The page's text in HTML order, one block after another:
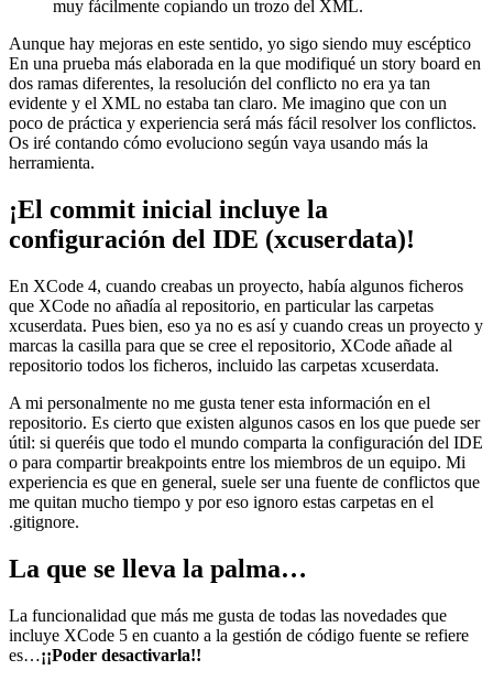
muy fácilmente copiando un trozo del XML.
Aunque hay mejoras en este sentido, yo sigo siendo muy escéptico
En una prueba más elaborada en la que modifiqué un story board en
dos ramas diferentes, la resolución del conflicto no era ya tan
evidente y el XML no estaba tan claro. Me imagino que con un
poco de práctica y experiencia será más fácil resolver los conflictos.
Os iré contando cómo evoluciono según vaya usando más la
herramienta.
¡El commit inicial incluye la
configuración del IDE (xcuserdata)!
En XCode 4, cuando creabas un proyecto, había algunos ficheros
que XCode no añadía al repositorio, en particular las carpetas
xcuserdata. Pues bien, eso ya no es así y cuando creas un proyecto y
marcas la casilla para que se cree el repositorio, XCode añade al
repositorio todos los ficheros, incluido las carpetas xcuserdata.
A mi personalmente no me gusta tener esta información en el
repositorio. Es cierto que existen algunos casos en los que puede ser
útil: si queréis que todo el mundo comparta la configuración del IDE
o para compartir breakpoints entre los miembros de un equipo. Mi
experiencia es que en general, suele ser una fuente de conflictos que
me quitan mucho tiempo y por eso ignoro estas carpetas en el
.gitignore.
La que se lleva la palma…
La funcionalidad que más me gusta de todas las novedades que
incluye XCode 5 en cuanto a la gestión de código fuente se refiere
es…¡¡Poder desactivarla!!